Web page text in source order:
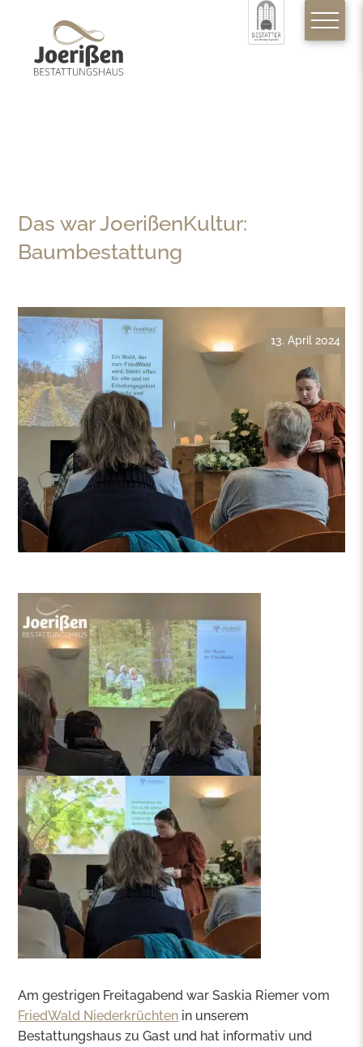
Das war JoerißenKultur:
Baumbestattung
13. April 2024
Am gestrigen Freitagabend war Saskia Riemer vom
FriedWald Niederkrüchten in unserem
Bestattungshaus zu Gast und hat informativ und